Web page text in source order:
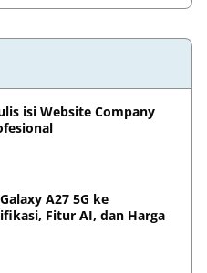
isi Website Company
A27 5G ke
Fitur AI, dan Harga